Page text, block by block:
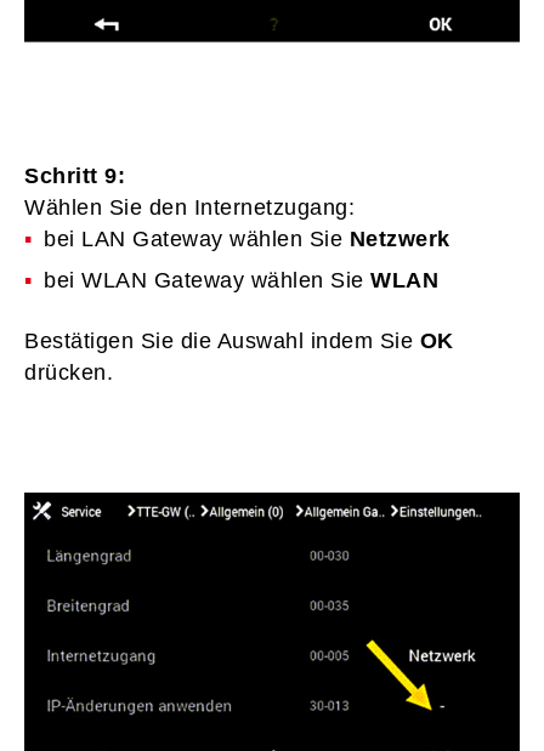
Schritt 9:
Wählen Sie den Internetzugang:
bei LAN Gateway wählen Sie Netzwerk
bei WLAN Gateway wählen Sie WLAN
Bestätigen Sie die Auswahl indem Sie OK
drücken.